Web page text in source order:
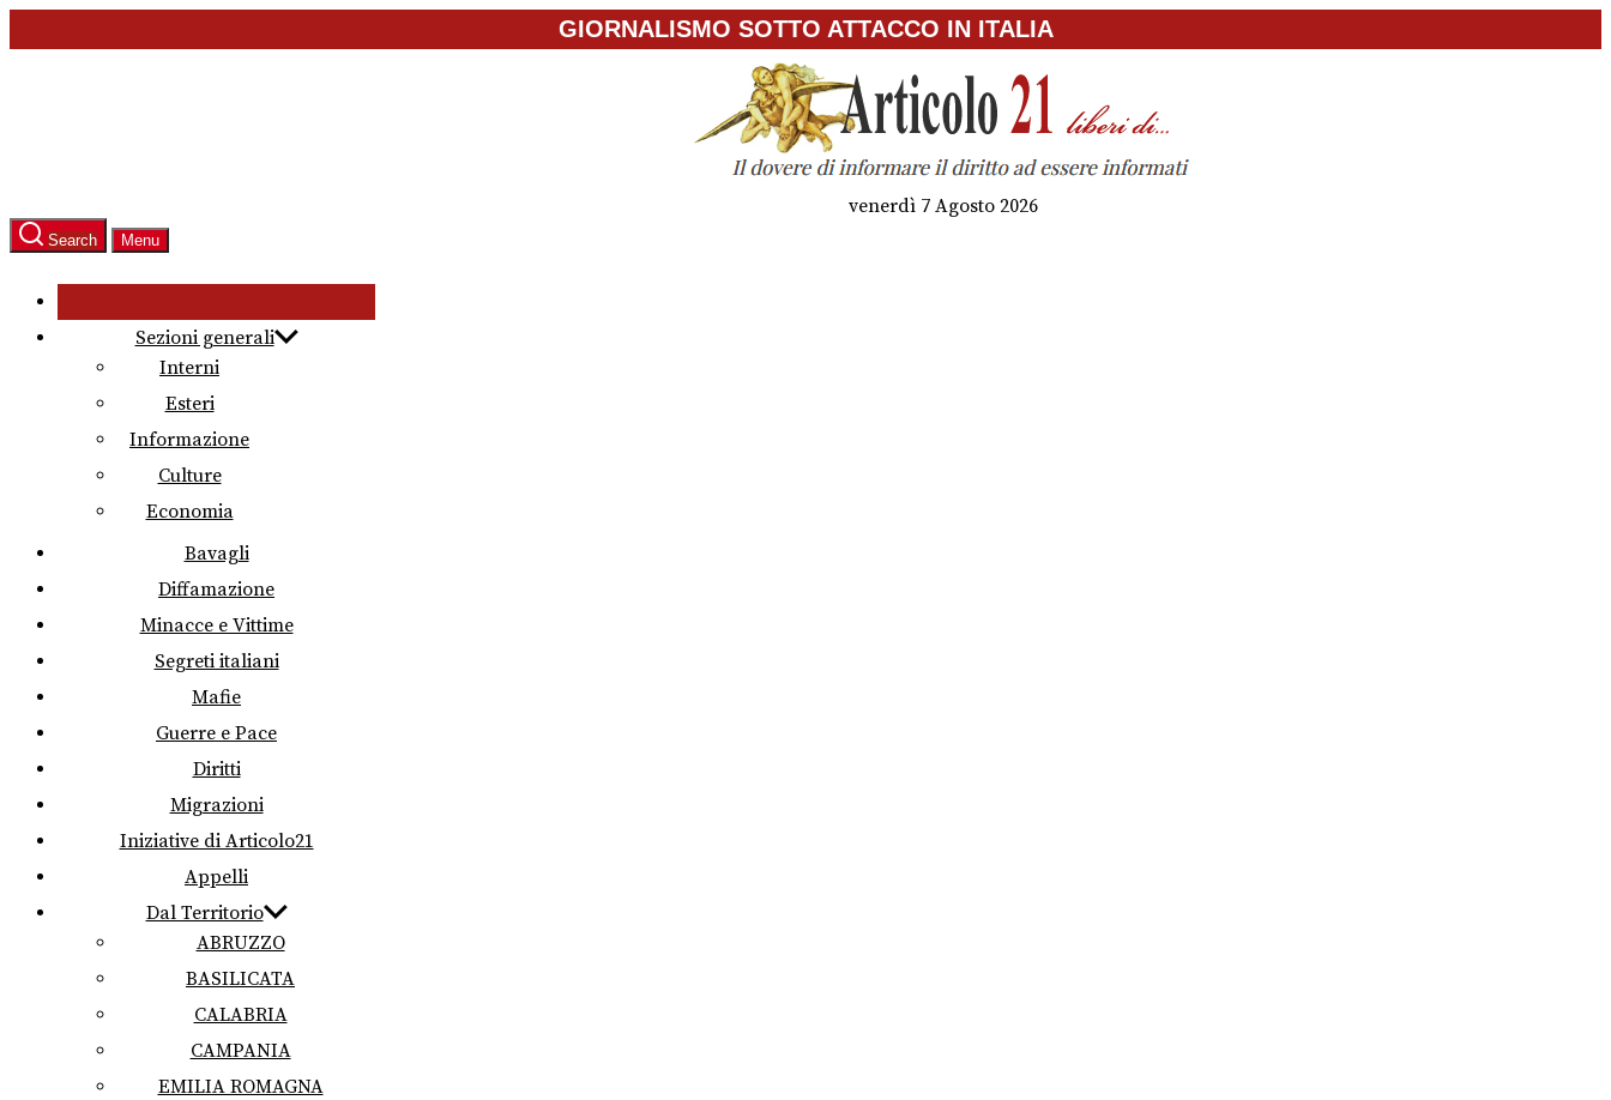
to
GIORNALISMO SOTTO ATTACCO IN ITALIA
venerdì 7 Agosto 2026
Search Menu
Sezioni generali
Interni
Esteri
Informazione
Culture
Economia
Bavagli
Diffamazione
Minacce e Vittime
Segreti italiani
Mafie
Guerre e Pace
Diritti
Migrazioni
Iniziative di Articolo21
Appelli
Dal Territorio
ABRUZZO
BASILICATA
CALABRIA
CAMPANIA
EMILIA ROMAGNA